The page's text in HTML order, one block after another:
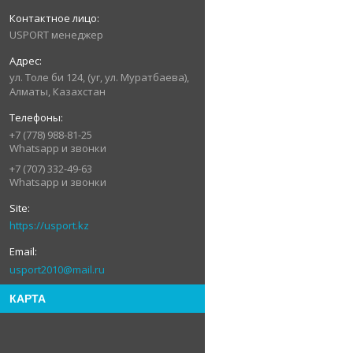
USPORT менеджер
ул. Толе би 124, (уг, ул. Муратбаева),
Алматы, Казахстан
+7 (778) 988-81-25
Whatsapp и звонки
+7 (707) 332-49-63
Whatsapp и звонки
https://usport.kz
usport2010@mail.ru
КАРТА